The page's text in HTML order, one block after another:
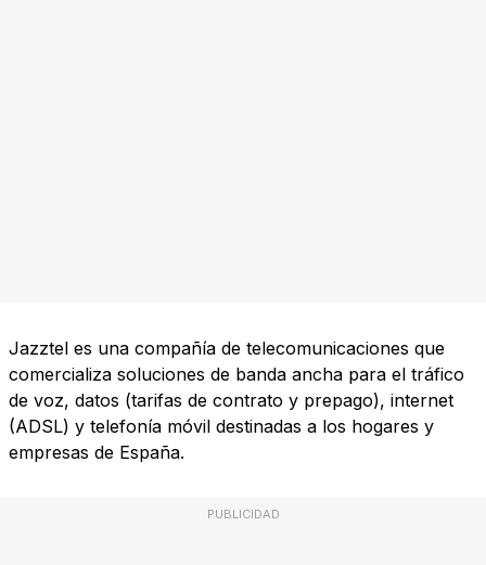
Jazztel es una compañía de telecomunicaciones que
comercializa soluciones de banda ancha para el tráfico
de voz, datos (tarifas de contrato y prepago), internet
(ADSL) y telefonía móvil destinadas a los hogares y
empresas de España.
PUBLICIDAD